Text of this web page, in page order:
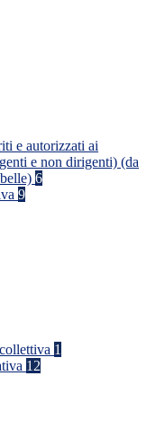
e autorizzati ai
e non dirigenti) (da
6
9
1
12